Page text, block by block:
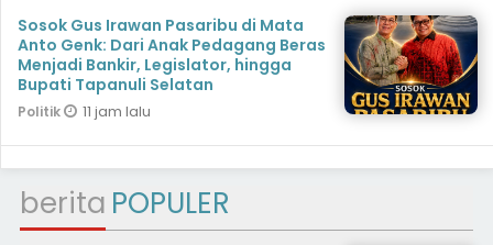
Sosok Gus Irawan Pasaribu di Mata
Anto Genk: Dari Anak Pedagang Beras
Menjadi Bankir, Legislator, hingga
Bupati Tapanuli Selatan
Politik 11 jam lalu
berita POPULER